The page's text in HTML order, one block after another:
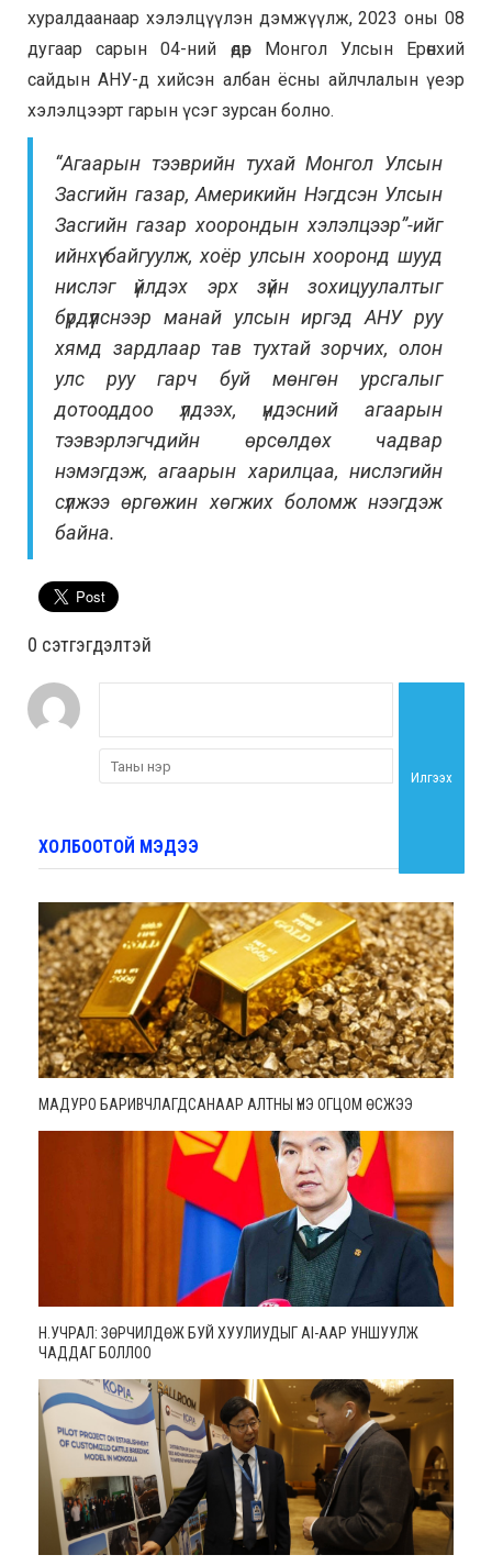
хуралдаанаар хэлэлцүүлэн дэмжүүлж, 2023 оны 08
дугаар сарын 04-ний өдөр Монгол Улсын Ерөнхий
сайдын АНУ-д хийсэн албан ёсны айлчлалын үеэр
хэлэлцээрт гарын үсэг зурсан болно.
“Агаарын тээврийн тухай Монгол Улсын
Засгийн газар, Америкийн Нэгдсэн Улсын
Засгийн газар хоорондын хэлэлцээр”-ийг
ийнхүү байгуулж, хоёр улсын хооронд шууд
нислэг үйлдэх эрх зүйн зохицуулалтыг
бүрдүүлснээр манай улсын иргэд АНУ руу
хямд зардлаар тав тухтай зорчих, олон
улс руу гарч буй мөнгөн урсгалыг
дотооддоо үлдээх, үндэсний агаарын
тээвэрлэгчдийн өрсөлдөх чадвар
нэмэгдэж, агаарын харилцаа, нислэгийн
сүлжээ өргөжин хөгжих боломж нээгдэж
байна.
0 cэтгэгдэлтэй
Илгээх
ХОЛБООТОЙ МЭДЭЭ
МАДУРО БАРИВЧЛАГДСАНААР АЛТНЫ ҮНЭ ОГЦОМ ӨСЖЭЭ
Н.УЧРАЛ: ЗӨРЧИЛДӨЖ БУЙ ХУУЛИУДЫГ AI-ААР УНШУУЛЖ
ЧАДДАГ БОЛЛОО